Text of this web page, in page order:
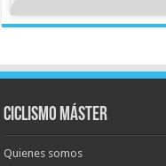
Ciclismo Máster
Quienes somos